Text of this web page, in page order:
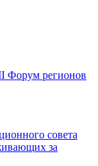
Форум регионов
совета
за